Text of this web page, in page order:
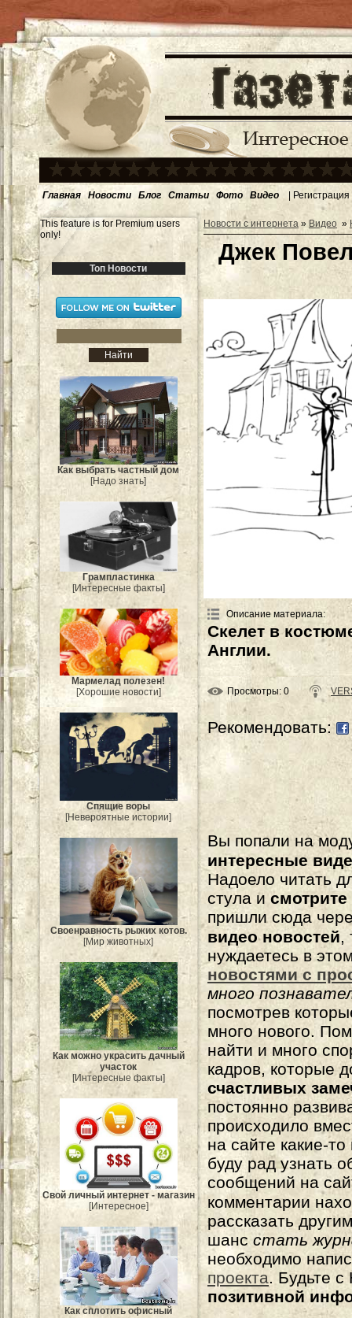
Главная Новости Блог Статьи Фото Видео | Регистрация
This feature is for Premium users
only!
Топ Новости
Как выбрать частный дом
[Надо знать]
Грампластинка
[Интересные факты]
Мармелад полезен!
[Хорошие новости]
Спящие воры
[Невероятные истории]
Своенравность рыжих котов.
[Мир животных]
Как можно украсить дачный
участок
[Интересные факты]
Свой личный интернет - магазин
[Интересное]
Как сплотить офисный
Новости с интернета » Видео »
Джек
Описание материала:
Скелет в
Англии.
Просмотры: 0
Рекомендовать:
Вы попали на
интересные
Надоело читать
стула и
пришли сюда
видео новостей,
нуждаетесь в
новостями с
много
посмотрев
много нового.
найти и много
кадров, которые
счастливых
постоянно
происходило
на сайте какие-
буду рад узнать
сообщений на
комментарии
рассказать
шансстать
необходимо
проекта. Будьте
позитивной